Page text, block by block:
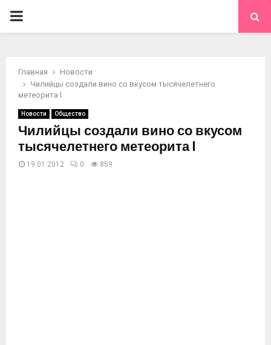
ОСНОВНОЕ
Главная
Новости
Чилийцы создали вино со вкусом тысячелетнего
метеорита l
Новости Общество
Чилийцы создали вино со вкусом
тысячелетнего метеорита l
19.01.2012 0 859